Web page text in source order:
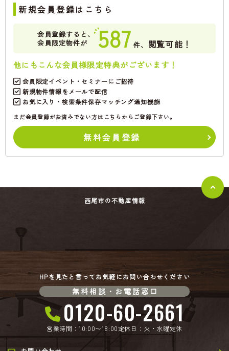
新規会員登録はこちら
会員登録すると、
会員限定物件が
587 件、 閲覧可能！
他にもこんな会員様限定特典がございます！
会員限定イベント・セミナーにご招待
新規物件情報をメールで配信
お気に入り・検索条件保存マッチング通知機能
まだ会員登録がお済みでない方はこちらからご登録下さい。
無料会員登録
西尾市の不動産情報
HPを見たと言ってお気軽にお問い合わせください
無料相談・お電話窓口
0120-60-2661
営業時間：10:00〜18:00定休日：火・水曜定休